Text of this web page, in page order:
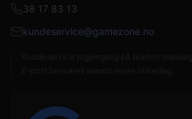
38 17 83 13
kundeservice@gamezone.no